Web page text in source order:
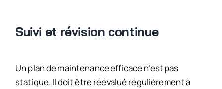
Suivi et révision continue
Un plan de maintenance efficace n’est pas
statique. Il doit être réévalué régulièrement à